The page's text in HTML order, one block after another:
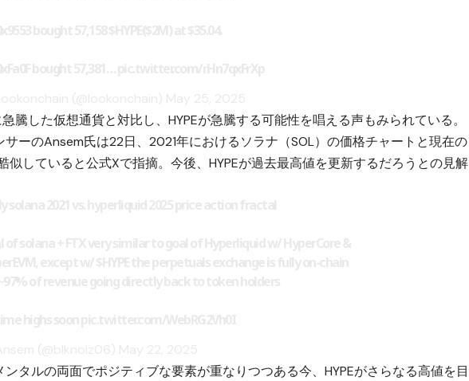
騰した仮想通貨と対比し、HYPEが急騰する可能性を唱える声もみられている。
ーのAnsem氏は22日、2021年におけるソラナ（SOL）の価格チャートと現在の
似していると公式Xで指摘。今後、HYPEが過去最高値を更新するだろうとの見解
タルの両面でポジティブな要素が重なりつつある今、HYPEがさらなる高値を目